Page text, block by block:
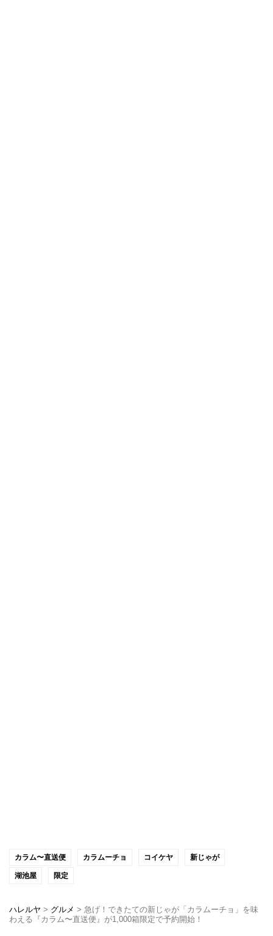
カラム〜直送便 カラムーチョ コイケヤ 新じゃが
湖池屋 限定
ハレルヤ > グルメ > 急げ！できたての新じゃが「カラムーチョ」を味
わえる『カラム〜直送便』が1,000箱限定で予約開始！